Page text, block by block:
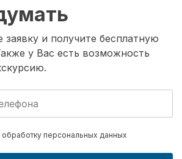
заявку и получите бесплатную
у Вас есть возможность
персональных данных